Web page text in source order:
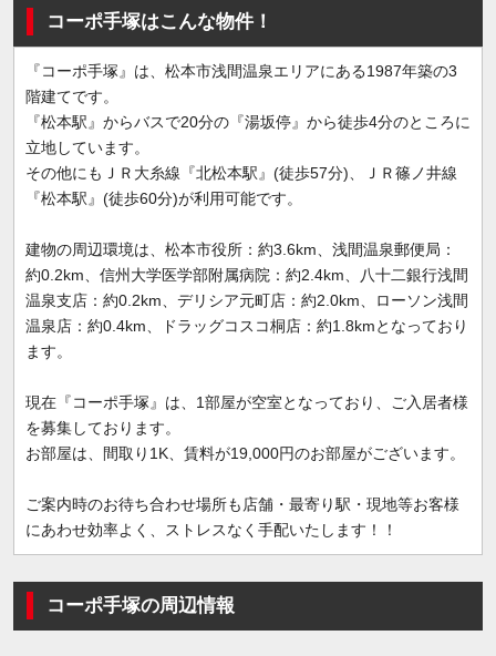
コーポ手塚はこんな物件！
『コーポ手塚』は、松本市浅間温泉エリアにある1987年築の3
階建てです。
『松本駅』からバスで20分の『湯坂停』から徒歩4分のところに
立地しています。
その他にもＪＲ大糸線『北松本駅』(徒歩57分)、ＪＲ篠ノ井線
『松本駅』(徒歩60分)が利用可能です。
建物の周辺環境は、松本市役所：約3.6km、浅間温泉郵便局：
約0.2km、信州大学医学部附属病院：約2.4km、八十二銀行浅間
温泉支店：約0.2km、デリシア元町店：約2.0km、ローソン浅間
温泉店：約0.4km、ドラッグコスコ桐店：約1.8kmとなっており
ます。
現在『コーポ手塚』は、1部屋が空室となっており、ご入居者様
を募集しております。
お部屋は、間取り1K、賃料が19,000円のお部屋がございます。
ご案内時のお待ち合わせ場所も店舗・最寄り駅・現地等お客様
にあわせ効率よく、ストレスなく手配いたします！！
コーポ手塚の周辺情報